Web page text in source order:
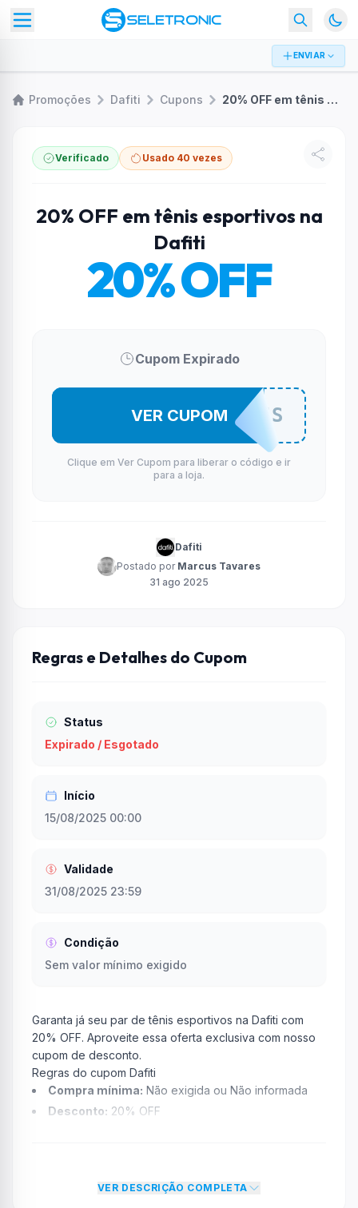
ENVIAR
Promoções Dafiti Cupons 20% OFF em tênis esportivos na Dafiti
Verificado Usado 40 vezes
20% OFF em tênis esportivos na
Dafiti
20% OFF
Cupom Expirado
20SPORTS
VER CUPOM
Clique em Ver Cupom para liberar o código e ir
para a loja.
Dafiti
Postado por Marcus Tavares
31 ago 2025
Regras e Detalhes do Cupom
Status
Expirado / Esgotado
Início
15/08/2025 00:00
Validade
31/08/2025 23:59
Condição
Sem valor mínimo exigido
Garanta já seu par de tênis esportivos na Dafiti com
20% OFF. Aproveite essa oferta exclusiva com nosso
cupom de desconto.
Regras do cupom Dafiti
Compra mínima: Não exigida ou Não informada
Desconto: 20% OFF
Na prática, a empresaDafiti dará um desconto de
VER DESCRIÇÃO COMPLETA